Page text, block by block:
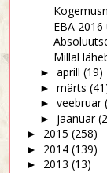
EBA
Millal
► aprill (19)
► märts
► veebruar
► jaanuar
► 2015 (258)
► 2014 (139)
► 2013 (13)